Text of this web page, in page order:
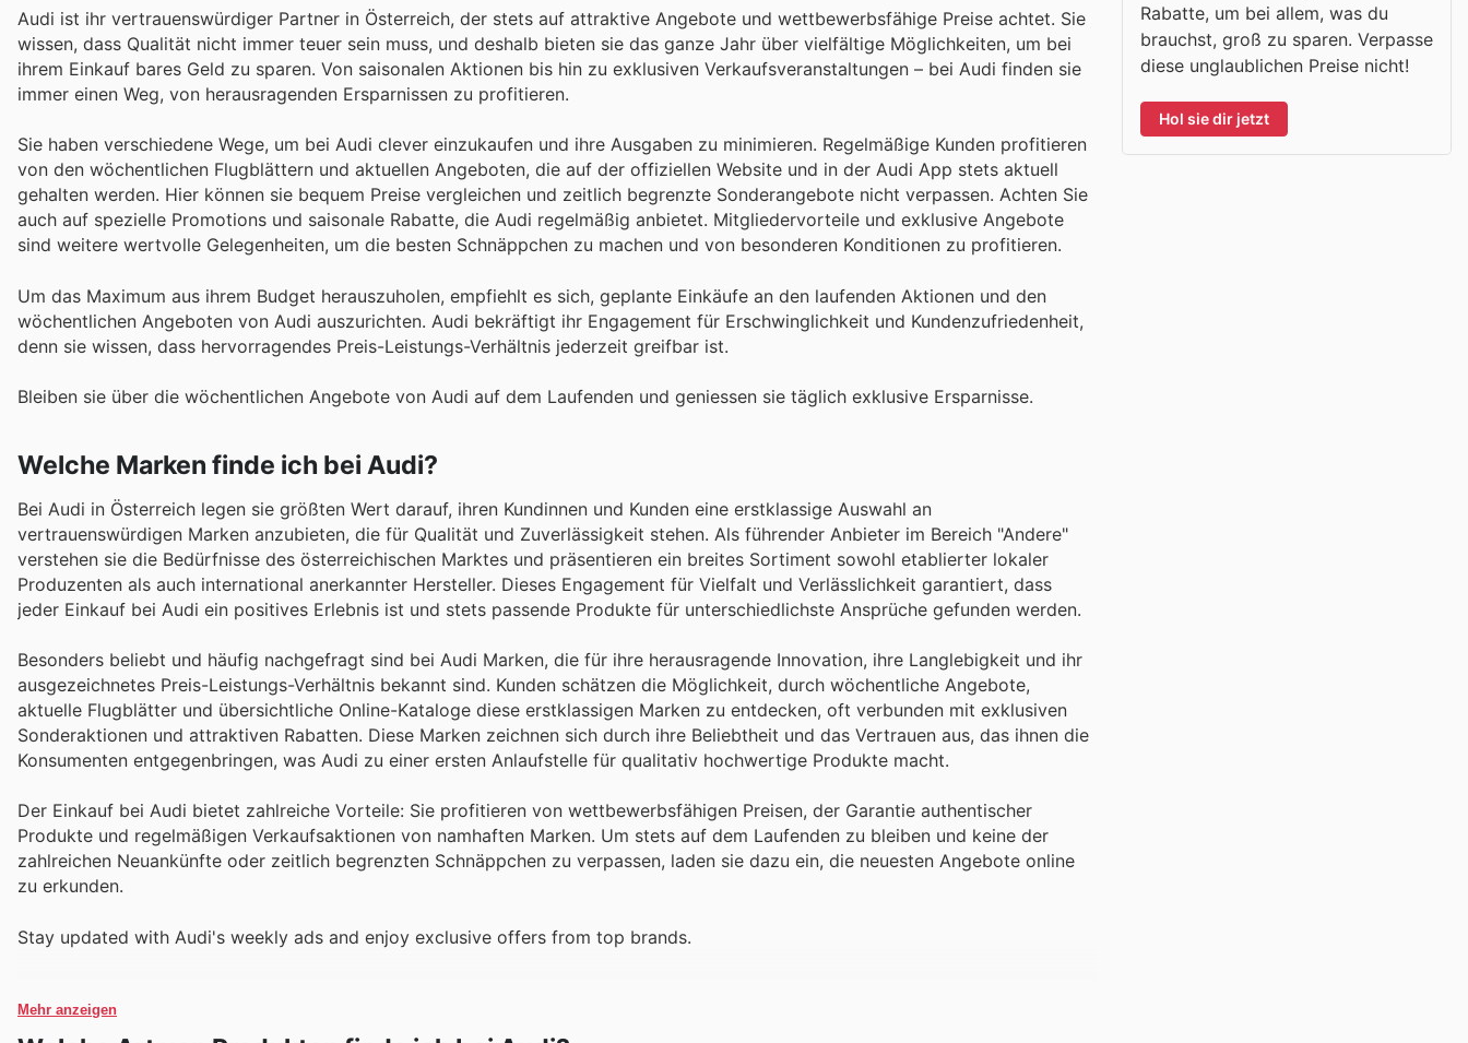
Audi ist ihr vertrauenswürdiger Partner in Österreich, der stets auf attraktive Angebote und wettbewerbsfähige Preise achtet. Sie
wissen, dass Qualität nicht immer teuer sein muss, und deshalb bieten sie das ganze Jahr über vielfältige Möglichkeiten, um bei
ihrem Einkauf bares Geld zu sparen. Von saisonalen Aktionen bis hin zu exklusiven Verkaufsveranstaltungen – bei Audi finden sie
immer einen Weg, von herausragenden Ersparnissen zu profitieren.
Sie haben verschiedene Wege, um bei Audi clever einzukaufen und ihre Ausgaben zu minimieren. Regelmäßige Kunden profitieren
von den wöchentlichen Flugblättern und aktuellen Angeboten, die auf der offiziellen Website und in der Audi App stets aktuell
gehalten werden. Hier können sie bequem Preise vergleichen und zeitlich begrenzte Sonderangebote nicht verpassen. Achten Sie
auch auf spezielle Promotions und saisonale Rabatte, die Audi regelmäßig anbietet. Mitgliedervorteile und exklusive Angebote
sind weitere wertvolle Gelegenheiten, um die besten Schnäppchen zu machen und von besonderen Konditionen zu profitieren.
Um das Maximum aus ihrem Budget herauszuholen, empfiehlt es sich, geplante Einkäufe an den laufenden Aktionen und den
wöchentlichen Angeboten von Audi auszurichten. Audi bekräftigt ihr Engagement für Erschwinglichkeit und Kundenzufriedenheit,
denn sie wissen, dass hervorragendes Preis-Leistungs-Verhältnis jederzeit greifbar ist.
Bleiben sie über die wöchentlichen Angebote von Audi auf dem Laufenden und geniessen sie täglich exklusive Ersparnisse.
Welche Marken finde ich bei Audi?
Bei Audi in Österreich legen sie größten Wert darauf, ihren Kundinnen und Kunden eine erstklassige Auswahl an
vertrauenswürdigen Marken anzubieten, die für Qualität und Zuverlässigkeit stehen. Als führender Anbieter im Bereich "Andere"
verstehen sie die Bedürfnisse des österreichischen Marktes und präsentieren ein breites Sortiment sowohl etablierter lokaler
Produzenten als auch international anerkannter Hersteller. Dieses Engagement für Vielfalt und Verlässlichkeit garantiert, dass
jeder Einkauf bei Audi ein positives Erlebnis ist und stets passende Produkte für unterschiedlichste Ansprüche gefunden werden.
Besonders beliebt und häufig nachgefragt sind bei Audi Marken, die für ihre herausragende Innovation, ihre Langlebigkeit und ihr
ausgezeichnetes Preis-Leistungs-Verhältnis bekannt sind. Kunden schätzen die Möglichkeit, durch wöchentliche Angebote,
aktuelle Flugblätter und übersichtliche Online-Kataloge diese erstklassigen Marken zu entdecken, oft verbunden mit exklusiven
Sonderaktionen und attraktiven Rabatten. Diese Marken zeichnen sich durch ihre Beliebtheit und das Vertrauen aus, das ihnen die
Konsumenten entgegenbringen, was Audi zu einer ersten Anlaufstelle für qualitativ hochwertige Produkte macht.
Der Einkauf bei Audi bietet zahlreiche Vorteile: Sie profitieren von wettbewerbsfähigen Preisen, der Garantie authentischer
Produkte und regelmäßigen Verkaufsaktionen von namhaften Marken. Um stets auf dem Laufenden zu bleiben und keine der
zahlreichen Neuankünfte oder zeitlich begrenzten Schnäppchen zu verpassen, laden sie dazu ein, die neuesten Angebote online
zu erkunden.
Stay updated with Audi's weekly ads and enjoy exclusive offers from top brands.
Mehr anzeigen
Rabatte, um bei allem, was du
brauchst, groß zu sparen. Verpasse
diese unglaublichen Preise nicht!
Hol sie dir jetzt